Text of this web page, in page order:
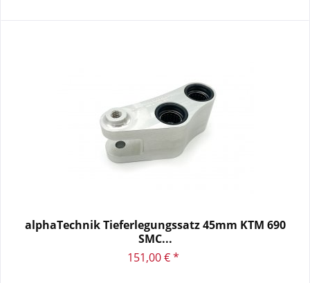
alphaTechnik Tieferlegungssatz 45mm KTM 690
SMC...
151,00 € *